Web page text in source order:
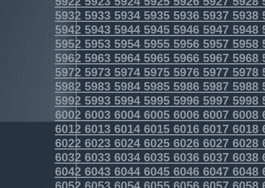
5932593359345935593659375938
5942594359445945594659475948
5952595359545955595659575958
5962596359645965596659675968
5972597359745975597659775978
5982598359845985598659875988
5992599359945995599659975998
6002600360046005600660076008
6012601360146015601660176018
6022602360246025602660276028
6032603360346035603660376038
6042604360446045604660476048